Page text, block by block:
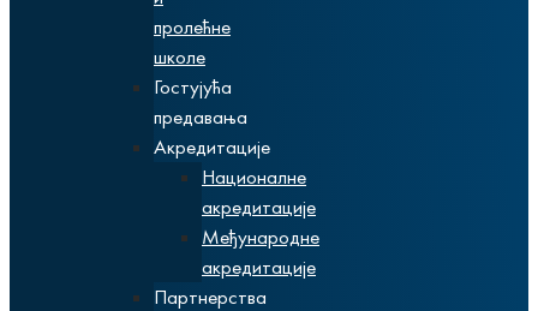
пролећне
школе
Гостујућа
предавања
Акредитације
Националне
акредитације
Међународне
акредитације
Партнерства